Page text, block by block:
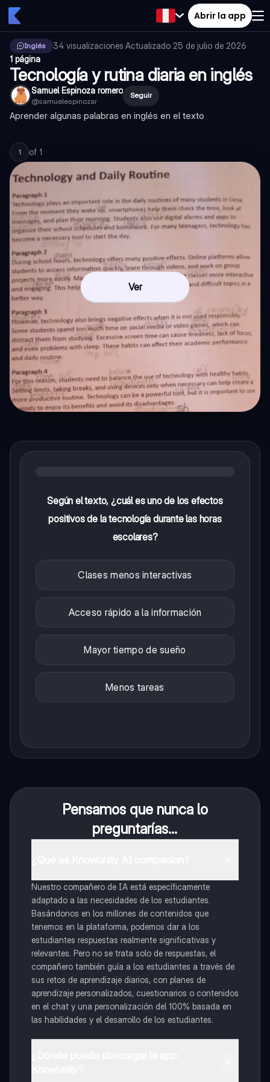
Abrir la app
Inglés 34 visualizaciones·Actualizado 25 de julio de 2026·
1 página
Tecnología y rutina diaria en inglés
Samuel Espinoza romero
@samuelespinozar
Seguir
Aprender algunas palabras en inglés en el texto
1 of 1
Ver
Según el texto, ¿cuál es uno de los efectos
positivos de la tecnología durante las horas
escolares?
Clases menos interactivas
Acceso rápido a la información
Mayor tiempo de sueño
Menos tareas
Pensamos que nunca lo
preguntarías...
Nuestro compañero de IA está específicamente
adaptado a las necesidades de los estudiantes.
Basándonos en los millones de contenidos que
tenemos en la plataforma, podemos dar a los
estudiantes respuestas realmente significativas y
relevantes. Pero no se trata solo de respuestas, el
compañero también guía a los estudiantes a través de
sus retos de aprendizaje diarios, con planes de
aprendizaje personalizados, cuestionarios o contenidos
en el chat y una personalización del 100% basada en
las habilidades y el desarrollo de los estudiantes.